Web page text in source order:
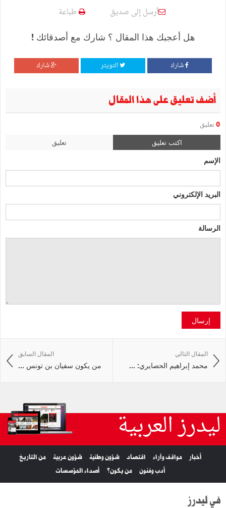
أرسل إلى صديق طباعة
هل أعجبك هذا المقال ؟ شارك مع أصدقائك !
شارك التويتر شارك
أضف تعليق على هذا المقال
0 تعليق
اكتب تعليق تعليق
الإسم
البريد الإلكتروني
الرسالة
إرسال
المقال السابق
من يكون سفيان بن تونس ...
المقال التالي
محمد إبراهيم الحصايري: ...
ليدرز العربية
أخبار مواقف وآراء اقتصاد شؤون وطنية شؤون عربية
من التاريخ
أدب وفنون
من يكون؟ أصداء المؤسسات
في ليدرز